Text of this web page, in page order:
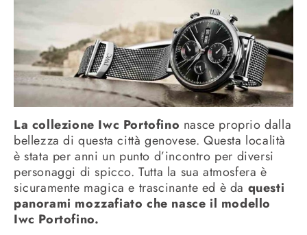
La collezione Iwc Portofino nasce proprio dalla
bellezza di questa città genovese. Questa località
è stata per anni un punto d’incontro per diversi
personaggi di spicco. Tutta la sua atmosfera è
sicuramente magica e trascinante ed è da questi
panorami mozzafiato che nasce il modello
Iwc Portofino.